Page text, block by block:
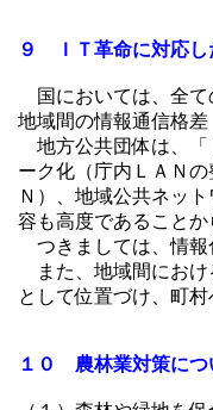
９ ＩＴ革命に対応し
国においては、全て
地域間の情報通信格
地方公共団体は、「
ーク化（庁内ＬＡＮ
Ｎ）、地域公共ネッ
容も高度であること
つきましては、情報
また、地域間におけ
として位置づけ、町
１０ 農林業対策につ